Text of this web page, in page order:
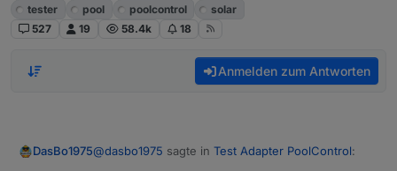
tester
pool poolcontrol
solar
527
19 58.4k 18
Anmelden zum Antworten
DasBo1975@dasbo1975 sagte in Test Adapter PoolControl: